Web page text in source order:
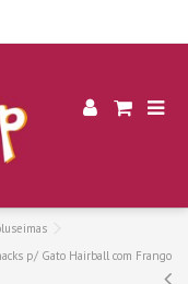
p/ Gato Hairball com Frango